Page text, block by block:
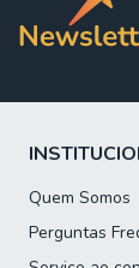
Quem Somos
Perguntas